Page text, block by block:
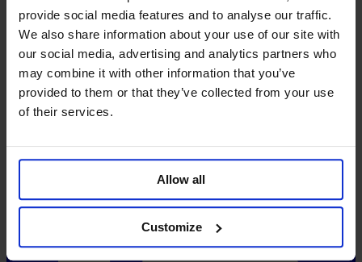
provide social media features and to analyse our traffic.
We also share information about your use of our site with
our social media, advertising and analytics partners who
may combine it with other information that you’ve
provided to them or that they’ve collected from your use
of their services.
Allow all
Customize
FAQ
Tarifs
Réseaux sociaux